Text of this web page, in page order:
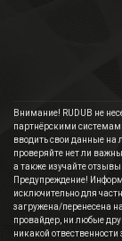
Внимание! RUDUB не
партнёрскими
вводить свои данные на
проверяйте нет ли
а также изучайте отзывы
Предупреждение!
исключительно для
загружена/перенесена
провайдер, ни любые
никакой